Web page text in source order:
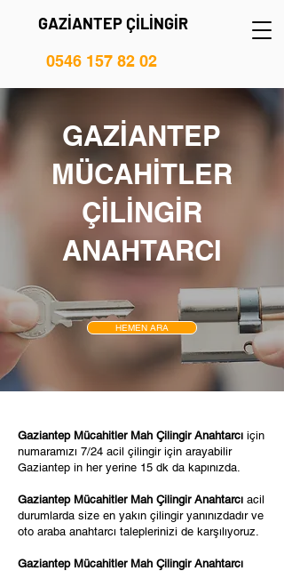
GAZİANTEP ÇİLİNGİR
0546 157 82 02
GAZİANTEP
MÜCAHİTLER
ÇİLİNGİR
ANAHTARCI
HEMEN ARA
Gaziantep Mücahitler Mah Çilingir Anahtarcı için
numaramızı 7/24 acil çilingir için arayabilir
Gaziantep in her yerine 15 dk da kapınızda.
Gaziantep Mücahitler Mah Çilingir Anahtarcı acil
durumlarda size en yakın çilingir yanınızdadır ve
oto araba anahtarcı taleplerinizi de karşılıyoruz.
Gaziantep Mücahitler Mah Çilingir Anahtarcı